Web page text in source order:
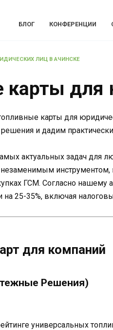
БЛОГ КОНФЕРЕНЦИИ
ЛИЦ В АЧИНСКЕ
для
карты для
и дадим
актуальных задач для
инструментом,
ГСМ. Согласно нашему
на 25-35%, включая
для компаний
Решения)
универсальных